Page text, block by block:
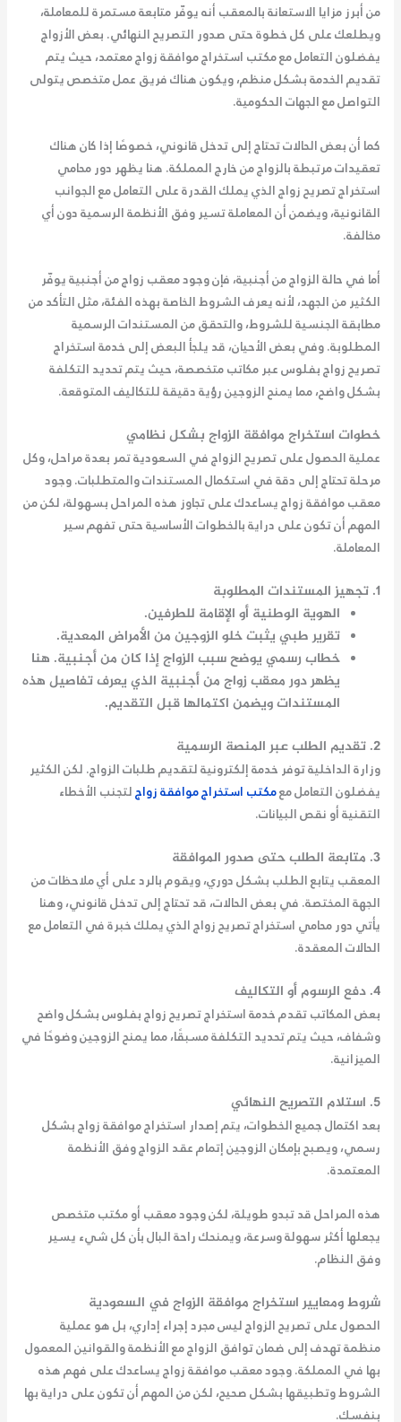
من أبرز مزايا الاستعانة بالمعقب أنه يوفّر متابعة مستمرة للمعاملة،
ويطلعك على كل خطوة حتى صدور التصريح النهائي. بعض الأزواج
يفضلون التعامل مع مكتب استخراج موافقة زواج معتمد، حيث يتم
تقديم الخدمة بشكل منظم، ويكون هناك فريق عمل متخصص يتولى
التواصل مع الجهات الحكومية.
كما أن بعض الحالات تحتاج إلى تدخل قانوني، خصوصًا إذا كان هناك
تعقيدات مرتبطة بالزواج من خارج المملكة. هنا يظهر دور محامي
استخراج تصريح زواج الذي يملك القدرة على التعامل مع الجوانب
القانونية، ويضمن أن المعاملة تسير وفق الأنظمة الرسمية دون أي
مخالفة.
أما في حالة الزواج من أجنبية، فإن وجود معقب زواج من أجنبية يوفّر
الكثير من الجهد، لأنه يعرف الشروط الخاصة بهذه الفئة، مثل التأكد من
مطابقة الجنسية للشروط، والتحقق من المستندات الرسمية
المطلوبة. وفي بعض الأحيان، قد يلجأ البعض إلى خدمة استخراج
تصريح زواج بفلوس عبر مكاتب متخصصة، حيث يتم تحديد التكلفة
بشكل واضح، مما يمنح الزوجين رؤية دقيقة للتكاليف المتوقعة.
خطوات استخراج موافقة الزواج بشكل نظامي
عملية الحصول على تصريح الزواج في السعودية تمر بعدة مراحل، وكل
مرحلة تحتاج إلى دقة في استكمال المستندات والمتطلبات. وجود
معقب موافقة زواجيساعدك على تجاوز هذه المراحل بسهولة، لكن من
المهم أن تكون على دراية بالخطوات الأساسية حتى تفهم سير
المعاملة.
1. تجهيز المستندات المطلوبة
الهوية الوطنية أو الإقامة للطرفين.
تقرير طبي يثبت خلو الزوجين من الأمراض المعدية.
خطاب رسمي يوضح سبب الزواج إذا كان من أجنبية. هنا
يظهر دور معقب زواج من أجنبية الذي يعرف تفاصيل هذه
المستندات ويضمن اكتمالها قبل التقديم.
2. تقديم الطلب عبر المنصة الرسمية
وزارة الداخلية توفر خدمة إلكترونية لتقديم طلبات الزواج. لكن الكثير
يفضلون التعامل معمكتب استخراج موافقة زواجلتجنب الأخطاء
التقنية أو نقص البيانات.
3. متابعة الطلب حتى صدور الموافقة
المعقب يتابع الطلب بشكل دوري، ويقوم بالرد على أي ملاحظات من
الجهة المختصة. في بعض الحالات، قد تحتاج إلى تدخل قانوني، وهنا
يأتي دور محامي استخراج تصريح زواج الذي يملك خبرة في التعامل مع
الحالات المعقدة.
4. دفع الرسوم أو التكاليف
بعض المكاتب تقدم خدمةاستخراج تصريح زواج بفلوسبشكل واضح
وشفاف، حيث يتم تحديد التكلفة مسبقًا، مما يمنح الزوجين وضوحًا في
الميزانية.
5. استلام التصريح النهائي
بعد اكتمال جميع الخطوات، يتم إصدار استخراج موافقة زواجبشكل
رسمي، ويصبح بإمكان الزوجين إتمام عقد الزواج وفق الأنظمة
المعتمدة.
هذه المراحل قد تبدو طويلة، لكن وجود معقب أو مكتب متخصص
يجعلها أكثر سهولة وسرعة، ويمنحك راحة البال بأن كل شيء يسير
وفق النظام.
شروط ومعايير استخراج موافقة الزواج في السعودية
الحصول على تصريح الزواج ليس مجرد إجراء إداري، بل هو عملية
منظمة تهدف إلى ضمان توافق الزواج مع الأنظمة والقوانين المعمول
بها في المملكة. وجودمعقب موافقة زواجيساعدك على فهم هذه
الشروط وتطبيقها بشكل صحيح، لكن من المهم أن تكون على دراية بها
بنفسك.